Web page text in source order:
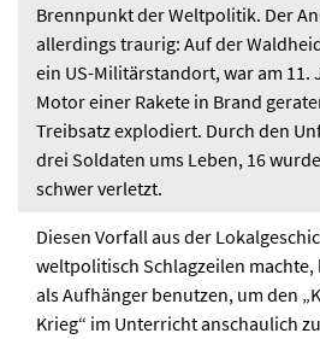
Brennpunkt der Weltpolitik. Der
allerdings traurig: Auf der
ein US-Militärstandort, war am 11.
Motor einer Rakete in Brand
Treibsatz explodiert. Durch den
drei Soldaten ums Leben, 16
schwer verletzt.
Diesen Vorfall aus der
weltpolitisch Schlagzeilen machte,
als Aufhänger benutzen, um den
Krieg“ im Unterricht anschaulich zu